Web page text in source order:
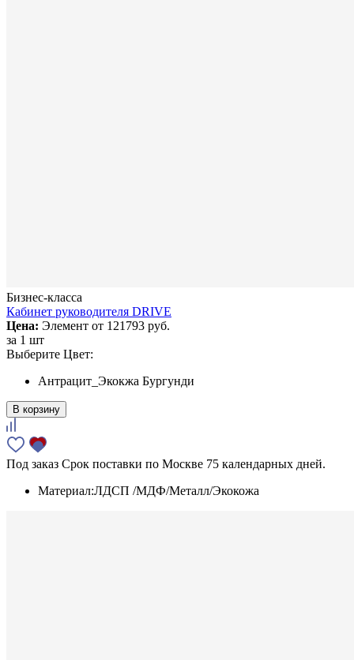
Бизнес-класса
Кабинет руководителя DRIVE
Цена: Элемент от 121793 руб.
за 1 шт
Выберите Цвет:
Антрацит_Экокжа Бургунди
В корзину
Под заказ Срок поставки по Москве 75 календарных дней.
Материал:ЛДСП /МДФ/Металл/Экокожа